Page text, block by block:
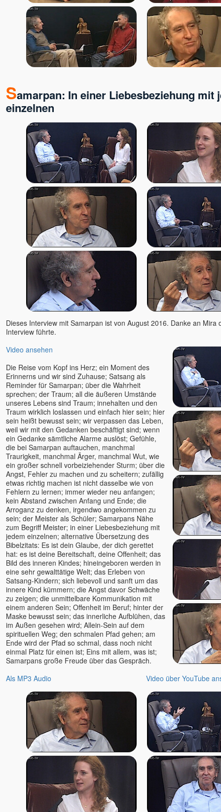
Samarpan: In einer Liebesbeziehung mit
einzelnen
Dieses Interview mit Samarpan ist von August 2016. Danke an Mira
Interview führte.
Video ansehen
Die Reise vom Kopf ins Herz; ein Moment des
Erinnerns und wir sind Zuhause; Satsang als
Reminder für Samarpan; über die Wahrheit
sprechen; der Traum; all die äußeren Umstände
unseres Lebens sind Traum; innehalten und den
Traum wirklich loslassen und einfach hier sein; hier
sein heißt bewusst sein; wir verpassen das Leben,
weil wir mit den Gedanken beschäftigt sind; wenn
ein Gedanke sämtliche Alarme auslöst; Gefühle,
die bei Samarpan auftauchen, manchmal
Traurigkeit, manchmal Ärger, manchmal Wut, wie
ein großer schnell vorbeiziehender Sturm; über die
Angst, Fehler zu machen und zu scheitern; zufällig
etwas richtig machen ist nicht dasselbe wie von
Fehlern zu lernen; immer wieder neu anfangen;
kein Abstand zwischen Anfang und Ende; die
Arroganz zu denken, irgendwo angekommen zu
sein; der Meister als Schüler; Samarpans Nähe
zum Begriff Meister; in einer Liebesbeziehung mit
jedem einzelnen; alternative Übersetzung des
Bibelzitats: Es ist dein Glaube, der dich gerettet
hat: es ist deine Bereitschaft, deine Offenheit; das
Bild des inneren Kindes; hineingeboren werden in
eine sehr gewalttätige Welt; das Erleben von
Satsang-Kindern; sich liebevoll und sanft um das
innere Kind kümmern; die Angst davor Schwäche
zu zeigen; die unmittelbare Kommunikation mit
einem anderen Sein; Offenheit im Beruf; hinter der
Maske bewusst sein; das innerliche Aufblühen, das
im Außen gesehen wird; Allein-Sein auf dem
spirituellen Weg; den schmalen Pfad gehen; am
Ende wird der Pfad so schmal, dass noch nicht
einmal Platz für einen ist; Eins mit allem, was ist;
Samarpans große Freude über das Gespräch.
Als MP3 Audio
Video über YouTube